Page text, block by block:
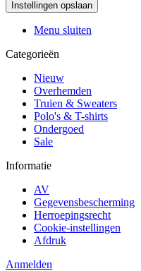
Menu sluiten
Categorieën
Nieuw
Overhemden
Truien & Sweaters
Polo's & T-shirts
Ondergoed
Sale
Informatie
AV
Gegevensbescherming
Herroepingsrecht
Cookie-instellingen
Afdruk
Anmelden